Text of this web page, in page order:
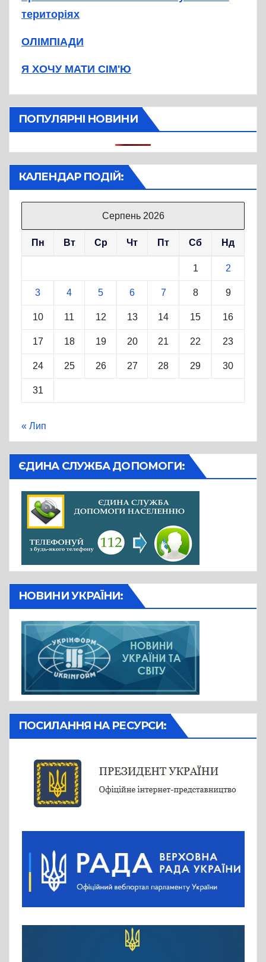
територіях
ОЛІМПІАДИ
Я ХОЧУ МАТИ СІМ'Ю
ПОПУЛЯРНІ НОВИНИ
КАЛЕНДАР ПОДІЙ:
Серпень 2026
Пн Вт Ср Чт Пт Сб Нд
1 2
3 4 5 6 7 8 9
10 11 12 13 14 15 16
17 18 19 20 21 22 23
24 25 26 27 28 29 30
31
« Лип
ЄДИНА СЛУЖБА ДОПОМОГИ:
НОВИНИ УКРАЇНИ:
ПОСИЛАННЯ НА РЕСУРСИ: